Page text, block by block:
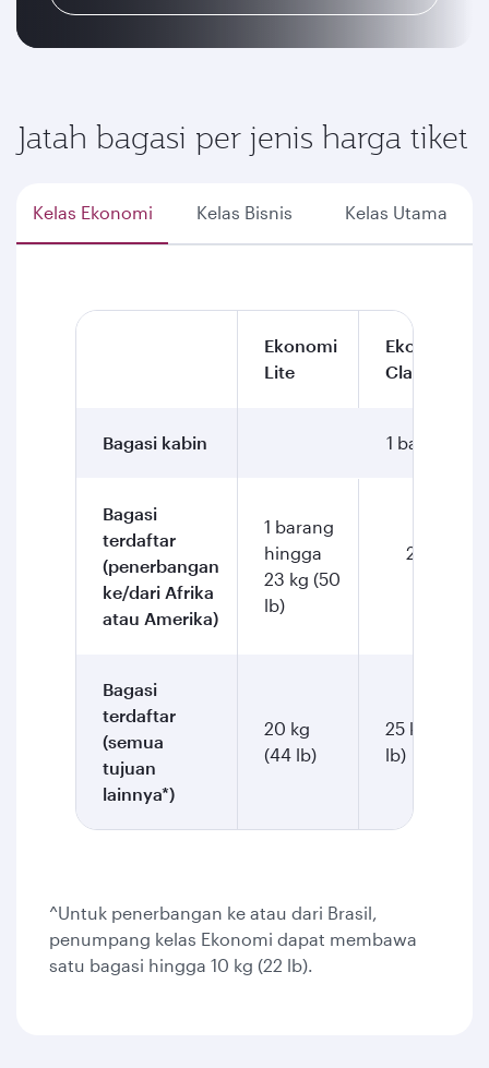
Jatah bagasi per jenis harga tiket
Kelas Ekonomi Kelas Bisnis Kelas Utama
Ekonomi
Lite
Ekonomi
Classic
Bagasi kabin 1 barang
Bagasi
terdaftar
(penerbangan
ke/dari Afrika
atau Amerika)
1 barang
hingga
23 kg (50
lb)
2 barang
Bagasi
terdaftar
(semua
tujuan
lainnya*)
20 kg
(44 lb)
25 kg (55
lb)
^Untuk penerbangan ke atau dari Brasil,
penumpang kelas Ekonomi dapat membawa
satu bagasi hingga 10 kg (22 lb).